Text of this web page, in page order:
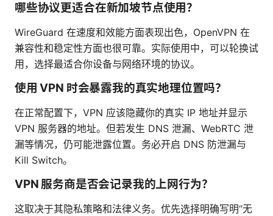
哪些协议更适合在新加坡节点使用？
WireGuard 在速度和效能方面表现出色，OpenVPN 在
兼容性和稳定性方面也很可靠。实际使用中，可以轮换试
用，选择最适合你设备与网络环境的协议。
使用 VPN 时会暴露我的真实地理位置吗？
在正常配置下，VPN 应该隐藏你的真实 IP 地址并显示
VPN 服务器的地址。但若发生 DNS 泄漏、WebRTC 泄
漏等情况，仍可能泄露位置。务必开启 DNS 防泄漏与
Kill Switch。
VPN 服务商是否会记录我的上网行为？
这取决于其隐私策略和法律义务。优先选择明确写明“无